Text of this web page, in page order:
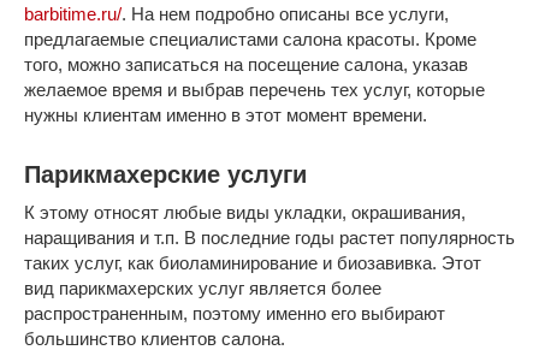
barbitime.ru/. На нем подробно описаны все услуги,
предлагаемые специалистами салона красоты. Кроме
того, можно записаться на посещение салона, указав
желаемое время и выбрав перечень тех услуг, которые
нужны клиентам именно в этот момент времени.
Парикмахерские услуги
К этому относят любые виды укладки, окрашивания,
наращивания и т.п. В последние годы растет популярность
таких услуг, как биоламинирование и биозавивка. Этот
вид парикмахерских услуг является более
распространенным, поэтому именно его выбирают
большинство клиентов салона.